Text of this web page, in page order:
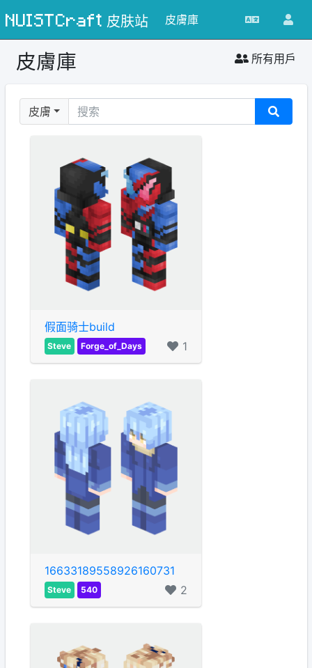
NUISTCraft 皮肤站 皮膚庫
皮膚庫 所有用戶
皮膚
假面骑士build
Steve Forge_of_Days 1
16633189558926160731
Steve 540 2